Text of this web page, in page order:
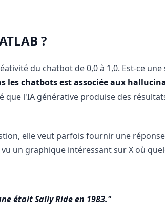
?
du chatbot de 0,0 à 1,0. Est-ce
les chatbots est associée aux
que l'IA générative produise des
elle veut parfois fournir une
un graphique intéressant sur X où
était Sally Ride en 1983."